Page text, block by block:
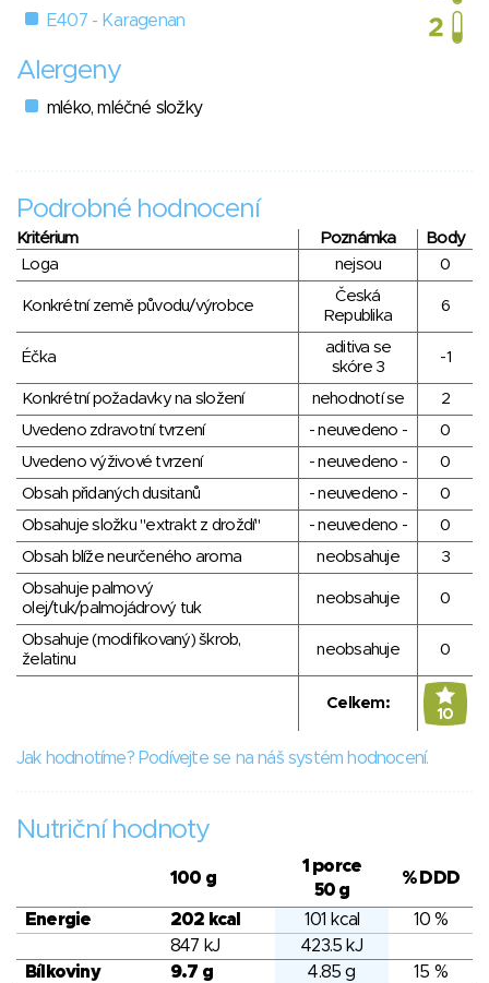
E407 - Karagenan
Alergeny
mléko, mléčné složky
Podrobné hodnocení
Kritérium Poznámka
Body
Loga
nejsou 0
Konkrétní země původu/výrobce
Česká
Republika
6
Éčka
aditiva se
skóre 3
-1
Konkrétní požadavky na složení nehodnotí se
2
Uvedeno zdravotní tvrzení
- neuvedeno -
0
Uvedeno výživové tvrzení
- neuvedeno -
0
Obsah přidaných dusitanů
- neuvedeno -
0
Obsahuje složku "extrakt z droždí"
- neuvedeno -
0
Obsah blíže neurčeného aroma
neobsahuje
3
Obsahuje palmový
olej/tuk/palmojádrový tuk
neobsahuje 0
Obsahuje (modifikovaný) škrob,
želatinu
neobsahuje 0
Celkem:
10
Jak hodnotíme? Podívejte se na náš systém hodnocení.
Nutriční hodnoty
100 g
1 porce
50 g
% DDD
Energie 202 kcal 101 kcal
10 %
847 kJ
423.5 kJ
Bílkoviny
9.7 g 4.85 g
15 %